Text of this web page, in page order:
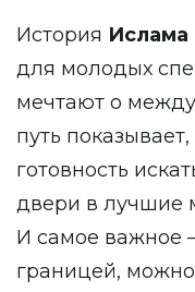
История Ислама
для молодых
мечтают о
путь
готовность
двери в лучшие
И самое важное
границей,